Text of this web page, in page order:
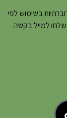
בשימוש לפי
שלחו למייל בקשה